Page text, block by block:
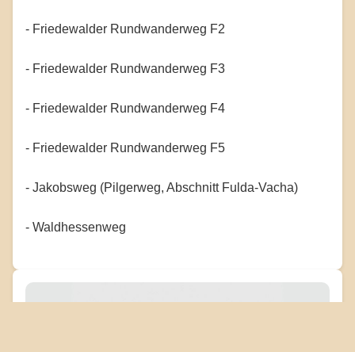
- Friedewalder Rundwanderweg F2
- Friedewalder Rundwanderweg F3
- Friedewalder Rundwanderweg F4
- Friedewalder Rundwanderweg F5
- Jakobsweg (Pilgerweg, Abschnitt Fulda-Vacha)
- Waldhessenweg